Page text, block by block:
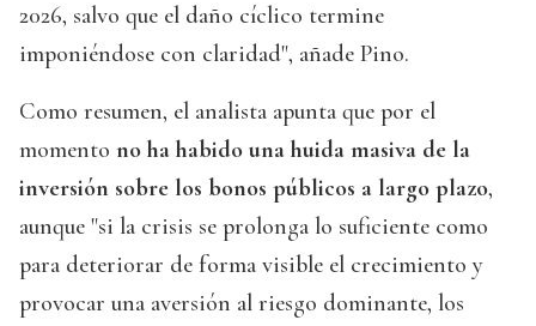
2026, salvo que el daño cíclico termine
imponiéndose con claridad", añade Pino.
Como resumen, el analista apunta que por el
momento no ha habido una huida masiva de la
inversión sobre los bonos públicos a largo plazo,
aunque "si la crisis se prolonga lo suficiente como
para deteriorar de forma visible el crecimiento y
provocar una aversión al riesgo dominante, los